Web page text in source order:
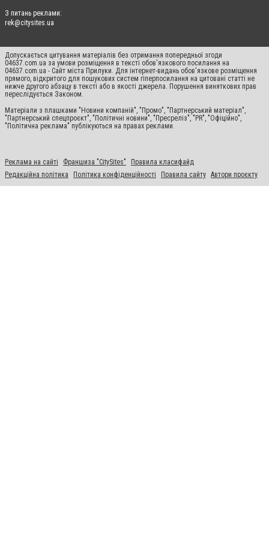
З питань реклами:
rek@citysites.ua
Допускається цитування матеріалів без отримання попередньої згоди
04637.com.ua за умови розміщення в тексті обов'язкового посилання на
04637.com.ua - Сайт міста Прилуки. Для інтернет-видань обов'язкове розміщення
прямого, відкритого для пошукових систем гіперпосилання на цитовані статті не
нижче другого абзацу в тексті або в якості джерела. Порушення виняткових прав
переслідується Законом.
Матеріали з плашками "Новини компаній", "Промо", "Партнерський матеріал",
"Партнерський спецпроєкт", "Політичні новини", "Пресреліз", "PR", "Офіційно",
"Політична реклама" публікуються на правах реклами.
Реклама на сайті Франшиза "CitySites"
Правила класифайд
Редакційна політика
Політика конфіденційності Правила сайту Автори проєкту